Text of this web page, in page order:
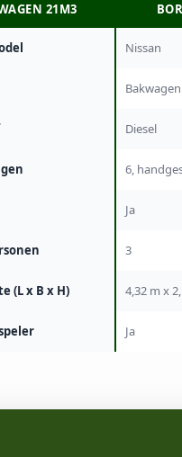
21M3
Nissan
Diesel
6,
Ja
3
(L x B x H) 4,32 m x
Ja